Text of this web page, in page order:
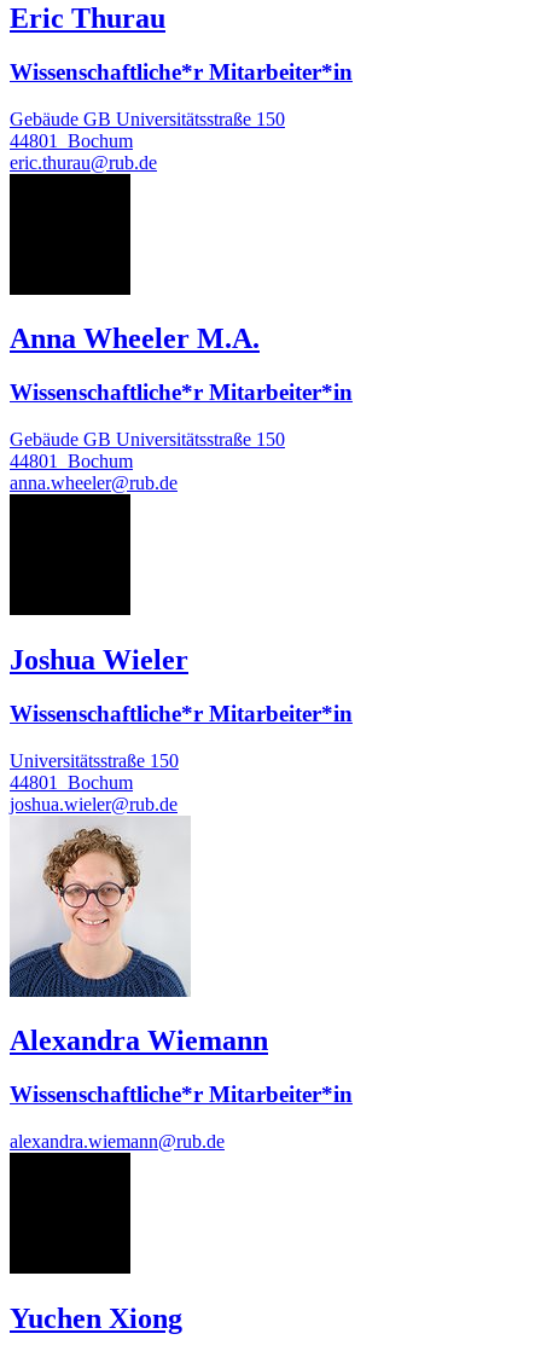
Eric Thurau
Wissenschaftliche*r Mitarbeiter*in
Gebäude GB Universitätsstraße 150
44801
Bochum
eric.thurau@rub.de
Anna Wheeler M.A.
Wissenschaftliche*r Mitarbeiter*in
Gebäude GB Universitätsstraße 150
44801
Bochum
anna.wheeler@rub.de
Joshua Wieler
Wissenschaftliche*r Mitarbeiter*in
Universitätsstraße 150
44801
Bochum
joshua.wieler@rub.de
Alexandra Wiemann
Wissenschaftliche*r Mitarbeiter*in
alexandra.wiemann@rub.de
Yuchen Xiong